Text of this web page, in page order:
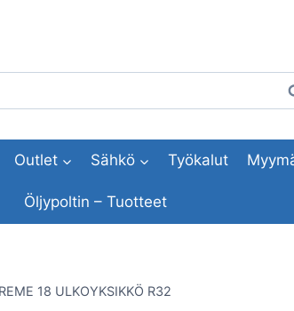
Outlet Sähkö Työkalut
Öljypoltin – Tuotteet
18 ULKOYKSIKKÖ R32